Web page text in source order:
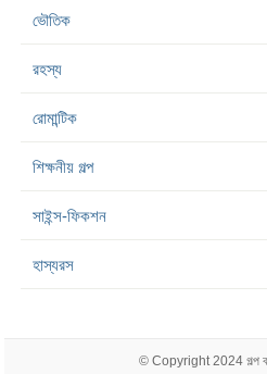
ভৌতিক
রহস্য
রোমান্টিক
শিক্ষনীয় গল্প
সাইন্স-ফিকশন
হাস্যরস
© Copyright 2024